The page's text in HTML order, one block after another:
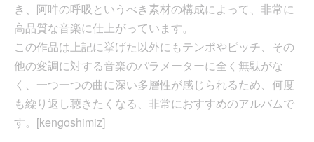
き、阿吽の呼吸というべき素材の構成によって、非常に
高品質な音楽に仕上がっています。
この作品は上記に挙げた以外にもテンポやピッチ、その
他の変調に対する音楽のパラメーターに全く無駄がな
く、一つ一つの曲に深い多層性が感じられるため、何度
も繰り返し聴きたくなる、非常におすすめのアルバムで
す。[kengoshimiz]